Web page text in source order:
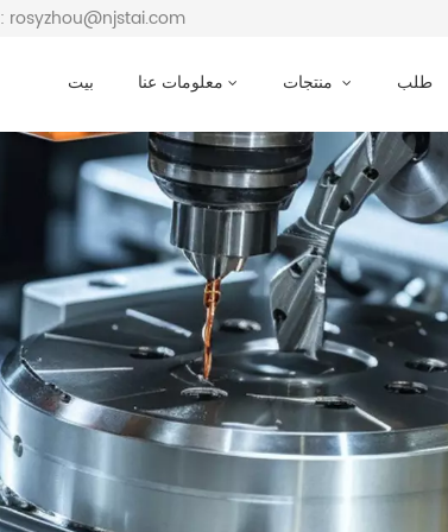
بريد إلكتروني : rosyzhou@njstai.com
بيت معلومات عنا طلب